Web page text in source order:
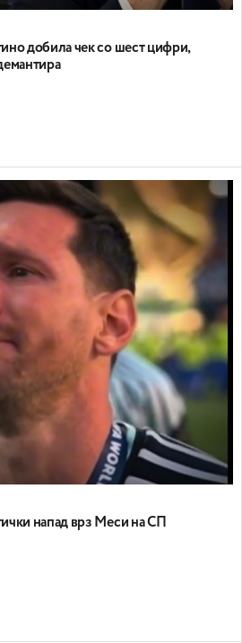
добила чек со шест цифри,
напад врз Меси на СП